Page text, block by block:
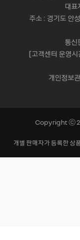
대
주소 : 경기도 안
통
[고객센터 운영
개인정보
Copyright ⓒ
개별 판매자가 등록한 상